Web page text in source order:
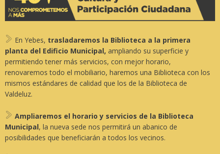
En Yebes, trasladaremos la Biblioteca a la primera
planta del Edificio Municipal, ampliando su superficie y
permitiendo tener más servicios, con mejor horario,
renovaremos todo el mobiliario, haremos una Biblioteca con los
mismos estándares de calidad que los de la Biblioteca de
Valdeluz.
Ampliaremos el horario y servicios de la Biblioteca
Municipal, la nueva sede nos permitirá un abanico de
posibilidades que beneficiarán a todos los vecinos.